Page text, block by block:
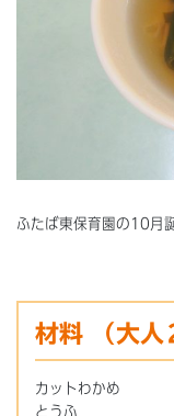
ふたば東保育園の10月
材料 （大人
カットわかめ
とうふ